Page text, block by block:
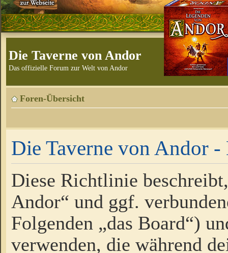
Die Taverne von Andor
Das offizielle Forum zur Welt von Andor
Foren-Übersicht
Die Taverne von Andor
Diese Richtlinie
Andor“ und ggf.
Folgenden „das Board“)
verwenden, die während